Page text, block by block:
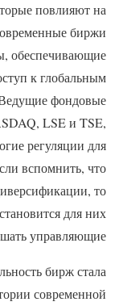
повлияют на
биржи
обеспечивающие
к глобальным
фондовые
LSE и TSE,
регуляции для
вспомнить, что
то
для них
управляющие.
бирж стала
современной